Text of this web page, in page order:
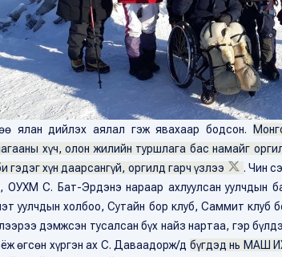
ялан дийлэх аялал гэж явахаар бодсон.
хүч, олон жилийн туршлага бас намайг
гэдэг хүн даарсангүй, оргилд гарч үзлээ
. Чин
ОУХМ С. Бат-Эрдэнэ нараар ахлуулсан уулчдын
уулчдын холбоо, Сутайн бор клуб, Саммит клуб
дэмжсэн тусалсан бүх найз нартаа, гэр
өгсөн хүргэн ах С. Даваадорж/д бүгдэд нь МАШ